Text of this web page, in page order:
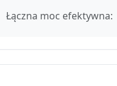
Łączna moc efektywna: